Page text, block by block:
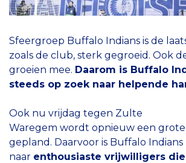
Sfeergroep Buffalo Indians is de
zoals de club, sterk gegroeid. Ook
groeien mee. Daarom is Buffalo
steeds op zoek naar helpende
Ook nu vrijdag tegen Zulte
Waregem wordt opnieuw een grote
gepland. Daarvoor is Buffalo
naar enthousiaste vrijwilligers